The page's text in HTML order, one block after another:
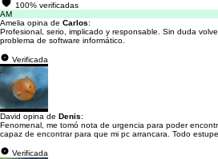
100% verificadas
AM
Amelia opina de Carlos:
Profesional, serio, implicado y responsable. Sin duda
problema de software informático.
Verificada
David opina de Denis:
Fenomenal, me tomó nota de urgencia para poder
capaz de encontrar para que mi pc arrancara. Todo
Verificada